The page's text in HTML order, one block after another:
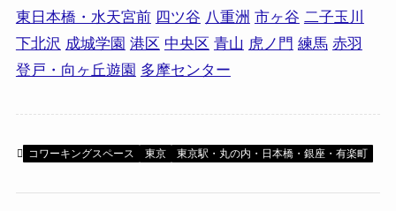
東日本橋・水天宮前 四ツ谷 八重洲 市ヶ谷 二子玉川
下北沢 成城学園 港区 中央区 青山 虎ノ門 練馬 赤羽
登戸・向ヶ丘遊園 多摩センター
コワーキングスペース 東京 東京駅・丸の内・日本橋・銀座・有楽町